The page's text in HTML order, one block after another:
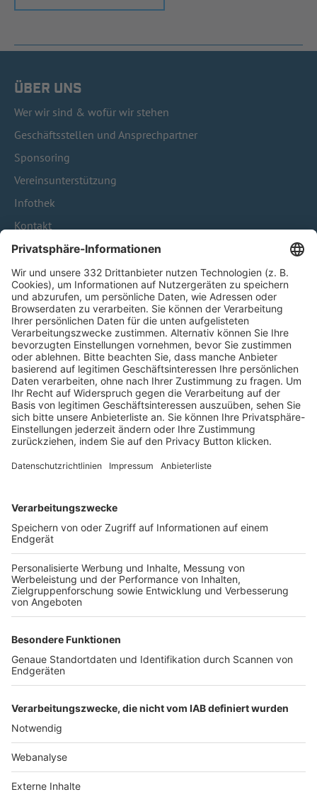
ÜBER UNS
Wer wir sind & wofür wir stehen
Geschäftsstellen und Ansprechpartner
Sponsoring
Vereinsunterstützung
Infothek
Kontakt
HÄUFIG BESUCHTE SEITEN
Pässe und Vereinswechsel
Trainerausbildung
Schulungsangebot Vereinsmitarbeiter
BFV-Geschäftsstellen
Trainerbörse
Login SpielPlus
FOLGE DEM BFV
TOP-VEREINE
TOP-PARTNER
Nutzungsbedingungen Datenschutz Impressum